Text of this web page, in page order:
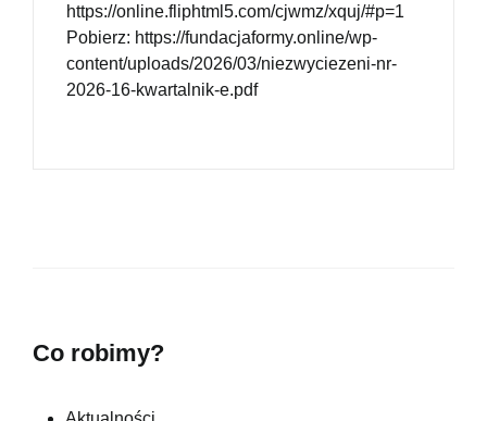
https://online.fliphtml5.com/cjwmz/xquj/#p=1
Pobierz: https://fundacjaformy.online/wp-
content/uploads/2026/03/niezwyciezeni-nr-
2026-16-kwartalnik-e.pdf
Co robimy?